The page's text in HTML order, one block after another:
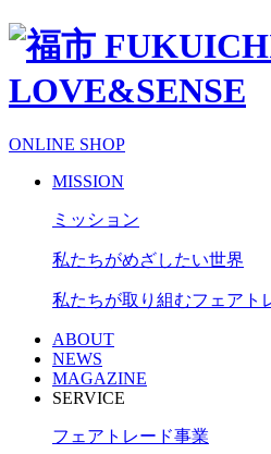
ONLINE SHOP
MISSION
ミッション
私たちがめざしたい世界
私たちが取り組むフェアト
ABOUT
NEWS
MAGAZINE
SERVICE
フェアトレード事業